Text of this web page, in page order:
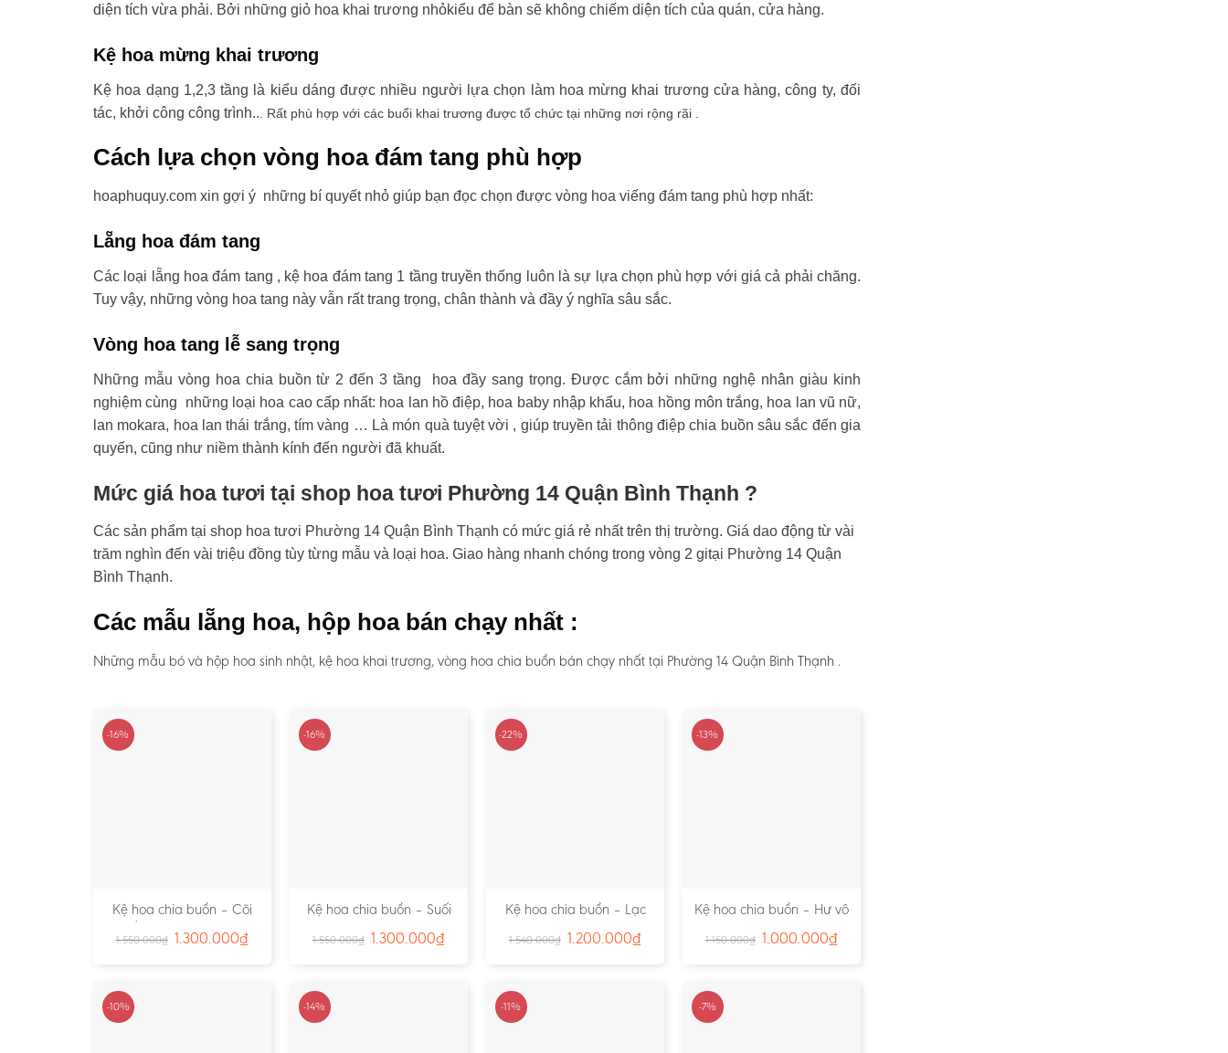
diện tích vừa phải. Bởi những giỏ hoa khai trương nhỏkiểu để bàn sẽ không chiếm diện tích của quán, cửa hàng.
Kệ hoa mừng khai trương
Kệ hoa dạng 1,2,3 tầng là kiểu dáng được nhiều người lựa chọn làm hoa mừng khai trương cửa hàng, công ty, đối
tác, khởi công công trình.. . Rất phù hợp với các buổi khai trương được tổ chức tại những nơi rộng rãi .
Cách lựa chọn vòng hoa đám tang phù hợp
hoaphuquy.com xin gợi ý những bí quyết nhỏ giúp bạn đọc chọn được vòng hoa viếng đám tang phù hợp nhất:
Lẵng hoa đám tang
Các loại lẵng hoa đám tang , kệ hoa đám tang 1 tầng truyền thống luôn là sự lựa chọn phù hợp với giá cả phải chăng.
Tuy vậy, những vòng hoa tang này vẫn rất trang trọng, chân thành và đầy ý nghĩa sâu sắc.
Vòng hoa tang lễ sang trọng
Những mẫu vòng hoa chia buồn từ 2 đến 3 tầng hoa đầy sang trọng. Được cắm bởi những nghệ nhân giàu kinh
nghiệm cùng những loại hoa cao cấp nhất: hoa lan hồ điệp, hoa baby nhập khẩu, hoa hồng môn trắng, hoa lan vũ nữ,
lan mokara, hoa lan thái trắng, tím vàng … Là món quà tuyệt vời , giúp truyền tải thông điệp chia buồn sâu sắc đến gia
quyến, cũng như niềm thành kính đến người đã khuất.
Mức giá hoa tươi tại shop hoa tươi Phường 14 Quận Bình Thạnh ?
Các sản phẩm tại shop hoa tươi Phường 14 Quận Bình Thạnh có mức giá rẻ nhất trên thị trường. Giá dao động từ vài
trăm nghìn đến vài triệu đồng tùy từng mẫu và loại hoa. Giao hàng nhanh chóng trong vòng 2 gitại Phường 14 Quận
Bình Thạnh.
Các mẫu lẵng hoa, hộp hoa bán chạy nhất :
Những mẫu bó và hộp hoa sinh nhật, kệ hoa khai trương, vòng hoa chia buồn bán chạy nhất tại Phường 14 Quận Bình Thạnh .
-16%
Kệ hoa chia buồn – Cõi
Trần Gian – Ms:4724
1.550.000₫ 1.300.000₫
-16%
Kệ hoa chia buồn – Suối
1.550.000₫ 1.300.000₫
-22%
Kệ hoa chia buồn – Lạc
1.540.000₫ 1.200.000₫
-13%
Kệ hoa chia buồn – Hư vô
1.150.000₫ 1.000.000₫
-10% -14% -11% -7%